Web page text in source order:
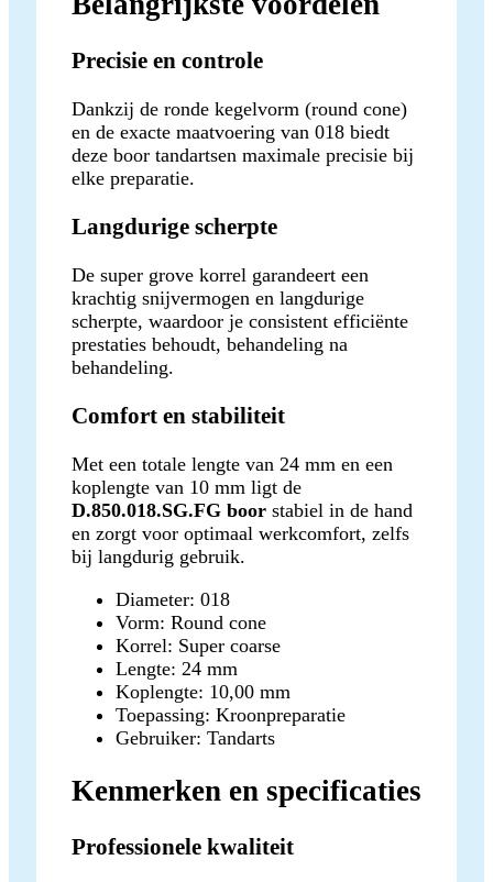
Precisie en controle
Dankzij de ronde kegelvorm (round cone)
en de exacte maatvoering van 018 biedt
deze boor tandartsen maximale precisie bij
elke preparatie.
Langdurige scherpte
De super grove korrel garandeert een
krachtig snijvermogen en langdurige
scherpte, waardoor je consistent efficiënte
prestaties behoudt, behandeling na
behandeling.
Comfort en stabiliteit
Met een totale lengte van 24 mm en een
koplengte van 10 mm ligt de
D.850.018.SG.FG boor stabiel in de hand
en zorgt voor optimaal werkcomfort, zelfs
bij langdurig gebruik.
Diameter: 018
Vorm: Round cone
Korrel: Super coarse
Lengte: 24 mm
Koplengte: 10,00 mm
Toepassing: Kroonpreparatie
Gebruiker: Tandarts
Kenmerken en specificaties
Professionele kwaliteit